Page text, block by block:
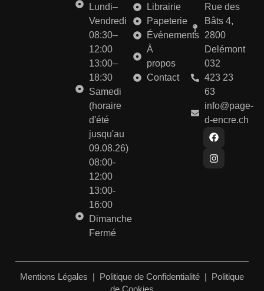
Lundi–
Vendredi
08:30–
12:00
13:00–
18:30
Samedi
(horaire
d'été
jusqu'au
09.08.26)
08:00-
12:00
13:00-
16:00
Dimanche
Fermé
Librairie
Papeterie
Événements
À
propos
Contact
Rue des
Bâts 4,
2800
Delémont
032
423 23
63
info@page-
d-encre.ch
Mentions Légales | Politique de Confidentialité | Politique
de Cookies